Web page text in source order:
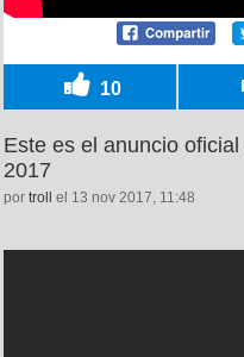
10
Este es el anuncio
2017
por troll el 13 nov 2017, 11:48